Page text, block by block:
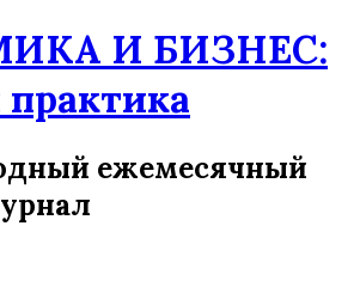
И БИЗНЕС:
ежемесячный